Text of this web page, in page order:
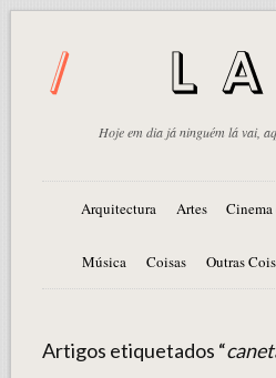
Hoje em dia já ninguém lá vai,
Arquitectura Artes
Música Coisas Outras
Artigos etiquetados “